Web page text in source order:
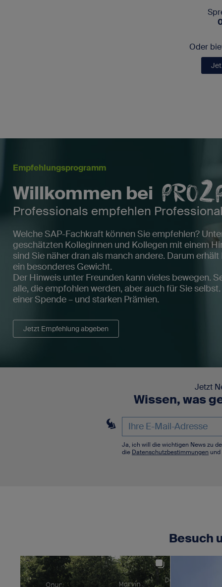
Oder
Empfehlungsprogramm
Willkommen bei
Professionals empfehlen
Welche SAP-Fachkraft können Sie empfehlen?
geschätzten Kolleginnen und Kollegen mit einem
sind Sie näher dran als manch andere. Darum
ein besonderes Gewicht.
Der Hinweis unter Freunden kann vieles bewegen.
alle, die empfohlen werden, aber auch für Sie
einer Spende – und starken Prämien.
Jetzt Empfehlung abgeben
Jetzt
Wissen, was
Ja, ich will die wichtigen News zu
die Datenschutzbestimmungen
Besuch